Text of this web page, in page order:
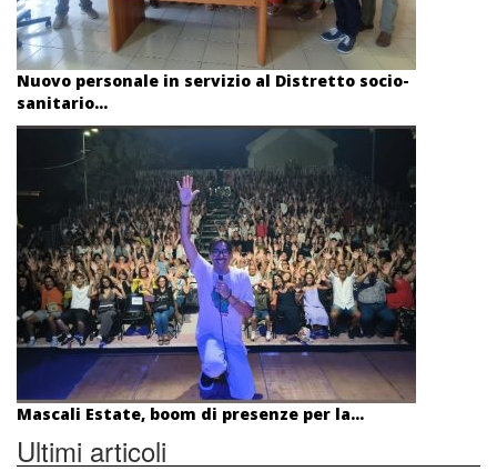
Nuovo personale in servizio al Distretto socio-
sanitario...
Mascali Estate, boom di presenze per la...
Ultimi articoli